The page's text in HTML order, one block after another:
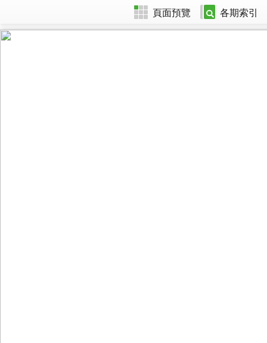
頁面預覽 各期索引